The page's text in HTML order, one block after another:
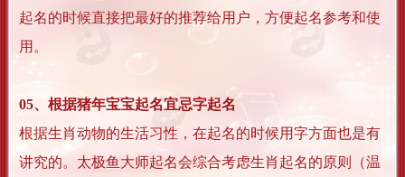
起名的时候直接把最好的推荐给用户，方便起名参考和使
用。
05、根据猪年宝宝起名宜忌字起名
根据生肖动物的生活习性，在起名的时候用字方面也是有
讲究的。太极鱼大师起名会综合考虑生肖起名的原则（温